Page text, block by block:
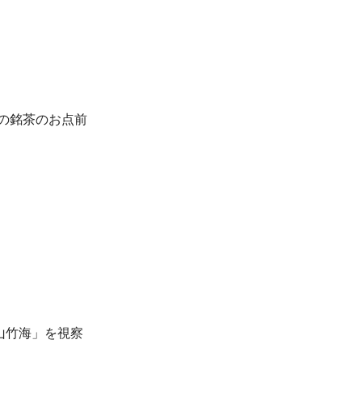
銘茶のお点前
竹海」を視察